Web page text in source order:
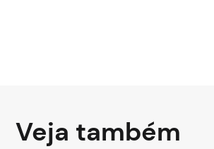
Veja também